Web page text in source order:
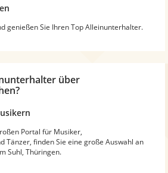
genießen Sie Ihren Top Alleinunterhalter.
über
Portal für Musiker,
Tänzer, finden Sie eine große Auswahl an
Suhl, Thüringen.